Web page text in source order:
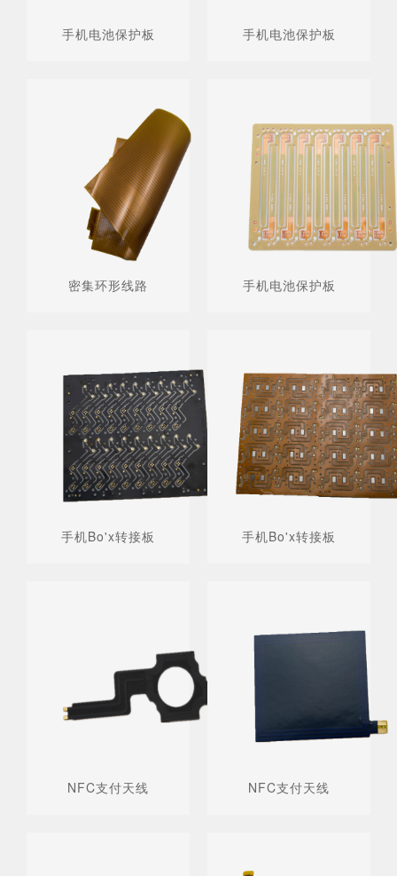
手机电池保护板 手机电池保护板
密集环形线路 手机电池保护板
手机Bo'x转接板 手机Bo'x转接板
NFC支付天线 NFC支付天线